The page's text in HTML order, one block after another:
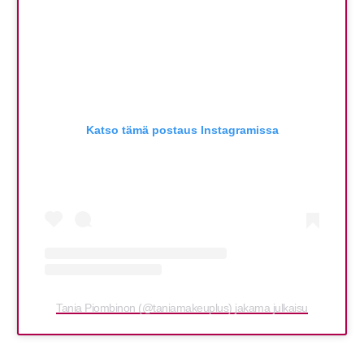
Katso tämä postaus Instagramissa
Tania Piombinon (@taniamakeuplus) jakama julkaisu